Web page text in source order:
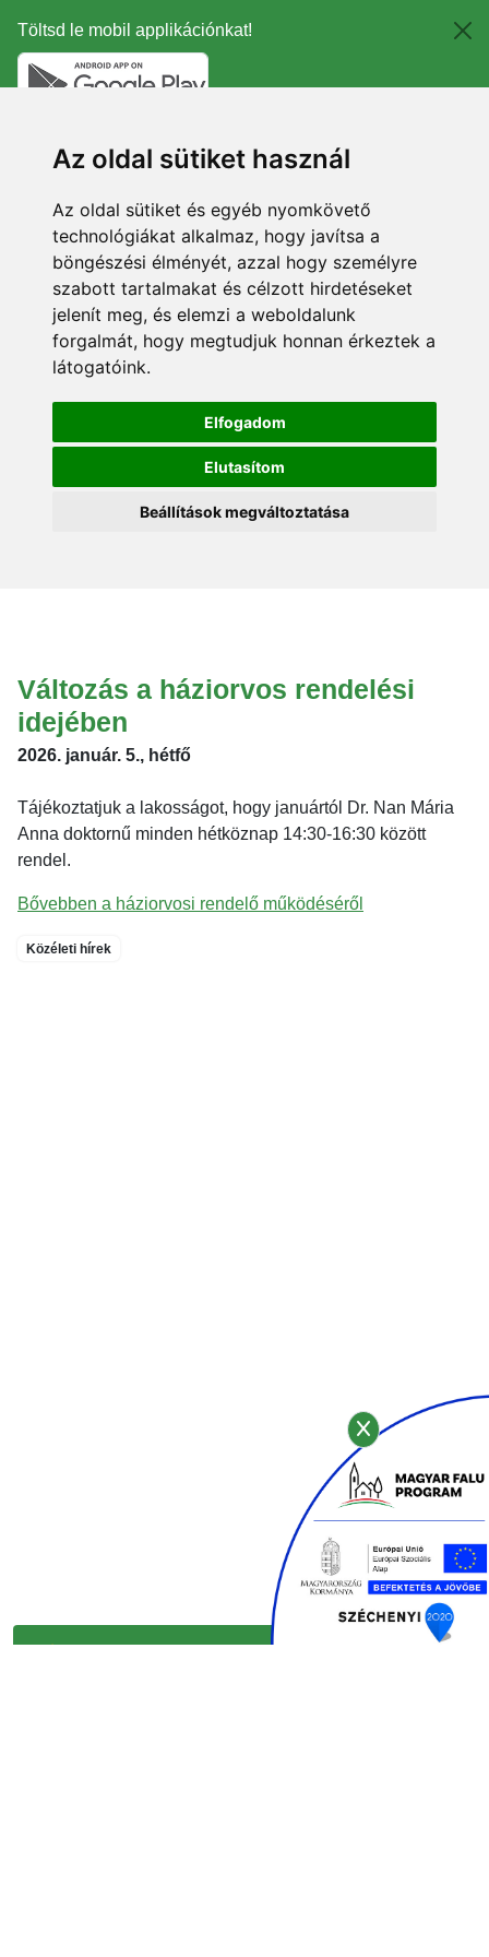
Töltsd le mobil applikációnkat!
Az oldal sütiket használ
Az oldal sütiket és egyéb nyomkövető
technológiákat alkalmaz, hogy javítsa a
böngészési élményét, azzal hogy személyre
szabott tartalmakat és célzott hirdetéseket
jelenít meg, és elemzi a weboldalunk
forgalmát, hogy megtudjuk honnan érkeztek a
látogatóink.
Elfogadom
Elutasítom
Beállítások megváltoztatása
Változás a háziorvos rendelési
idejében
2026. január. 5., hétfő
Tájékoztatjuk a lakosságot, hogy januártól Dr. Nan Mária
Anna doktornű minden hétköznap 14:30-16:30 között
rendel.
Bővebben a háziorvosi rendelő működéséről
Közéleti hírek